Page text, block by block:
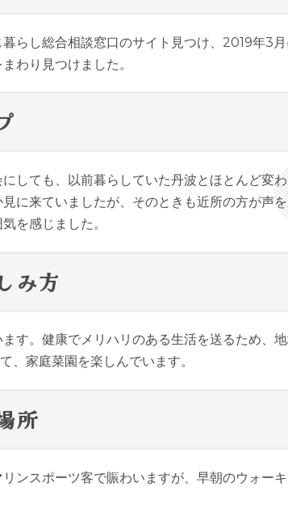
らし総合相談窓口のサイト見つけ、2019年3
わり見つけました。
しても、以前暮らしていた丹波とほとんど変
に来ていましたが、そのときも近所の方が声
を感じました。
み方
す。健康でメリハリのある生活を送るため、
、家庭菜園を楽しんでいます。
所
ンスポーツ客で賑わいますが、早朝のウォー